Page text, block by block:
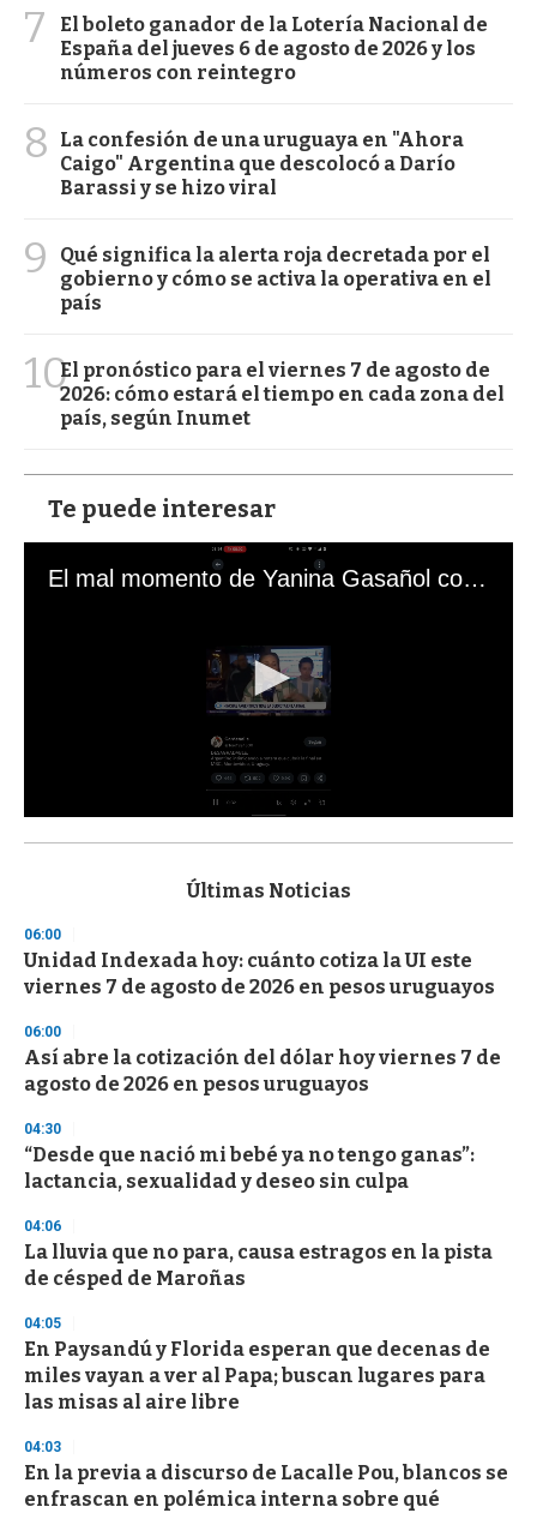
7
El boleto ganador de la Lotería Nacional de
España del jueves 6 de agosto de 2026 y los
números con reintegro
8
La confesión de una uruguaya en "Ahora
Caigo" Argentina que descolocó a Darío
Barassi y se hizo viral
9
Qué significa la alerta roja decretada por el
gobierno y cómo se activa la operativa en el
país
10El pronóstico para el viernes 7 de agosto de
2026: cómo estará el tiempo en cada zona del
país, según Inumet
Te puede interesar
El mal momento de Yanina Gasañol con un hincha argentino en "Subrayado"
s
d
s
o
f
3
s
c
n
d
s
Últimas Noticias
06:00
Unidad Indexada hoy: cuánto cotiza la UI este
viernes 7 de agosto de 2026 en pesos uruguayos
06:00
Así abre la cotización del dólar hoy viernes 7 de
agosto de 2026 en pesos uruguayos
04:30
“Desde que nació mi bebé ya no tengo ganas”:
lactancia, sexualidad y deseo sin culpa
04:06
La lluvia que no para, causa estragos en la pista
de césped de Maroñas
04:05
En Paysandú y Florida esperan que decenas de
miles vayan a ver al Papa; buscan lugares para
las misas al aire libre
04:03
En la previa a discurso de Lacalle Pou, blancos se
enfrascan en polémica interna sobre qué